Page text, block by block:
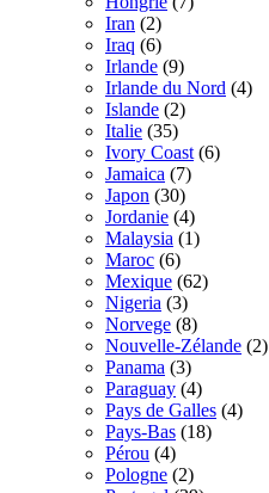
Iran (2)
Iraq (6)
Irlande (9)
Irlande du Nord (4)
Islande (2)
Italie (35)
Ivory Coast (6)
Jamaica (7)
Japon (30)
Jordanie (4)
Malaysia (1)
Maroc (6)
Mexique (62)
Nigeria (3)
Norvege (8)
Nouvelle-Zélande (2)
Panama (3)
Paraguay (4)
Pays de Galles (4)
Pays-Bas (18)
Pérou (4)
Pologne (2)